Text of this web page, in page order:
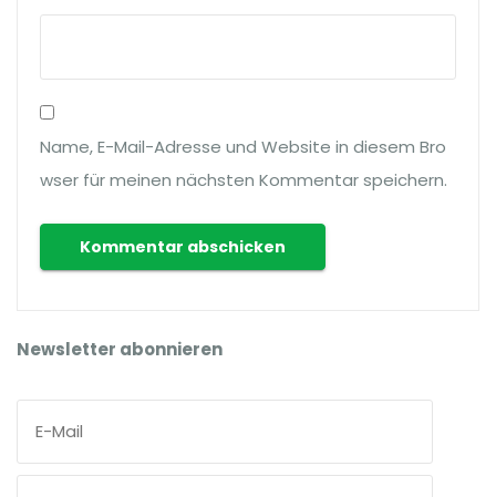
Name, E-Mail-Adresse und Website in diesem Bro
wser für meinen nächsten Kommentar speichern.
Newsletter abonnieren